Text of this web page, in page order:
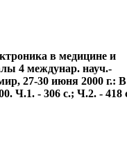
в медицине и
4 междунар. науч.-
27-30 июня 2000 г.: В
Ч.1. - 306 с.; Ч.2. - 418